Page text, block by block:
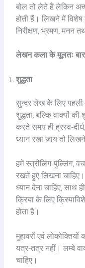
बोल तो लेते हैं लेकिन
होती हैं। लिखने में
निरीक्षण, भ्रमण, मनन
लेखन कला के मूलतः
शुद्धता
सुन्दर लेख के लिए पहली
शुद्धता, बल्कि वाक्यों की
करते समय ही ह्रस्व-
ध्यान रखा जाय तो
हमें स्त्रीलिंग-पुंल्लिंग,
रखते हुए लिखना
ध्यान देना चाहिए, साथ
क्रिया के लिए
होता है।
मुहावरों एवं लोकोक्तियों
यत्र-तत्र नहीं। लम्बे
चाहिए।